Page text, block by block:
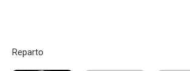
Reparto